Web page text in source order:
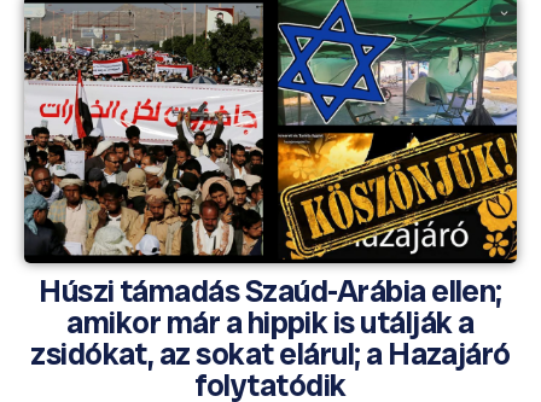
Húszi támadás Szaúd-Arábia ellen;
amikor már a hippik is utálják a
zsidókat, az sokat elárul; a Hazajáró
folytatódik